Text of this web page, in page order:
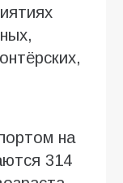
на
314